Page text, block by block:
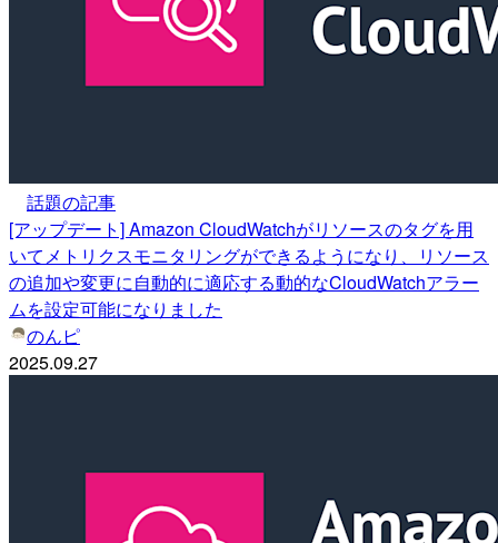
話題の記事
[アップデート] Amazon CloudWatchがリソースのタグを用
いてメトリクスモニタリングができるようになり、リソース
の追加や変更に自動的に適応する動的なCloudWatchアラー
ムを設定可能になりました
のんピ
2025.09.27